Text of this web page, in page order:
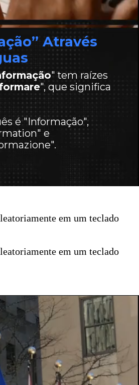
Através
" tem raízes
", que significa
é "Informação",
e
em um teclado
em um teclado